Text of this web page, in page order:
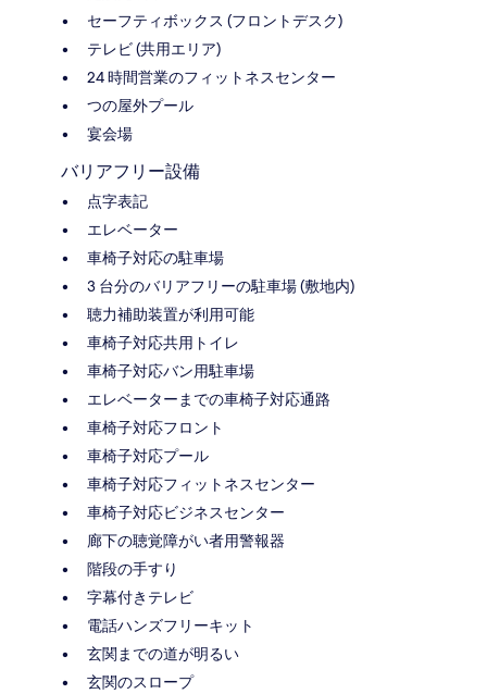
セーフティボックス (フロントデスク)
テレビ (共用エリア)
24 時間営業のフィットネスセンター
つの屋外プール
宴会場
バリアフリー設備
点字表記
エレベーター
車椅子対応の駐車場
3 台分のバリアフリーの駐車場 (敷地内)
聴力補助装置が利用可能
車椅子対応共用トイレ
車椅子対応バン用駐車場
エレベーターまでの車椅子対応通路
車椅子対応フロント
車椅子対応プール
車椅子対応フィットネスセンター
車椅子対応ビジネスセンター
廊下の聴覚障がい者用警報器
階段の手すり
字幕付きテレビ
電話ハンズフリーキット
玄関までの道が明るい
玄関のスロープ